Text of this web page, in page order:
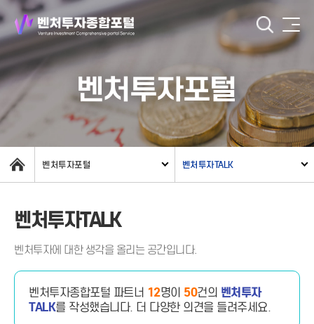
벤처투자포털
벤처투자포털 벤처투자TALK
벤처투자TALK
벤처투자에 대한 생각을 올리는 공간입니다.
벤처투자종합포털 파트너 12명이 50건의 벤처투자
TALK를 작성했습니다. 더 다양한 의견을 들려주세요.